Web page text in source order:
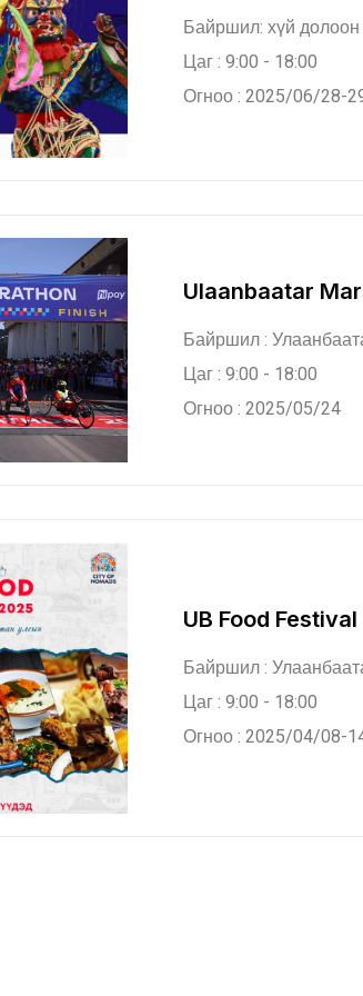
Байршил: хүй долоон
Цаг : 9:00 - 18:00
Огноо : 2025/06/28-
Ulaanbaatar
Байршил :
Цаг : 9:00 - 18:00
Огноо : 2025/05/24
UB Food
Байршил :
Цаг : 9:00 - 18:00
Огноо : 2025/04/08-